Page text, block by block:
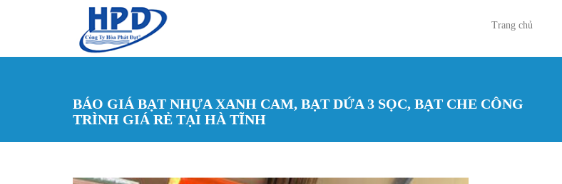
Trang chủ
BÁO GIÁ BẠT NHỰA XANH CAM, BẠT DỨA 3 SỌC, BẠT CHE CÔNG
TRÌNH GIÁ RẺ TẠI HÀ TĨNH